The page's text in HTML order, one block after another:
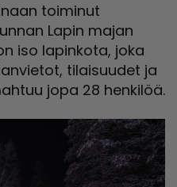
toiminut
Lapin majan
iso lapinkota, joka
tilaisuudet ja
jopa 28 henkilöä.